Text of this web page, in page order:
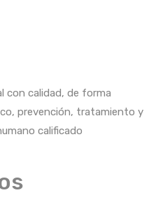
con calidad, de forma
prevención, tratamiento y
calificado